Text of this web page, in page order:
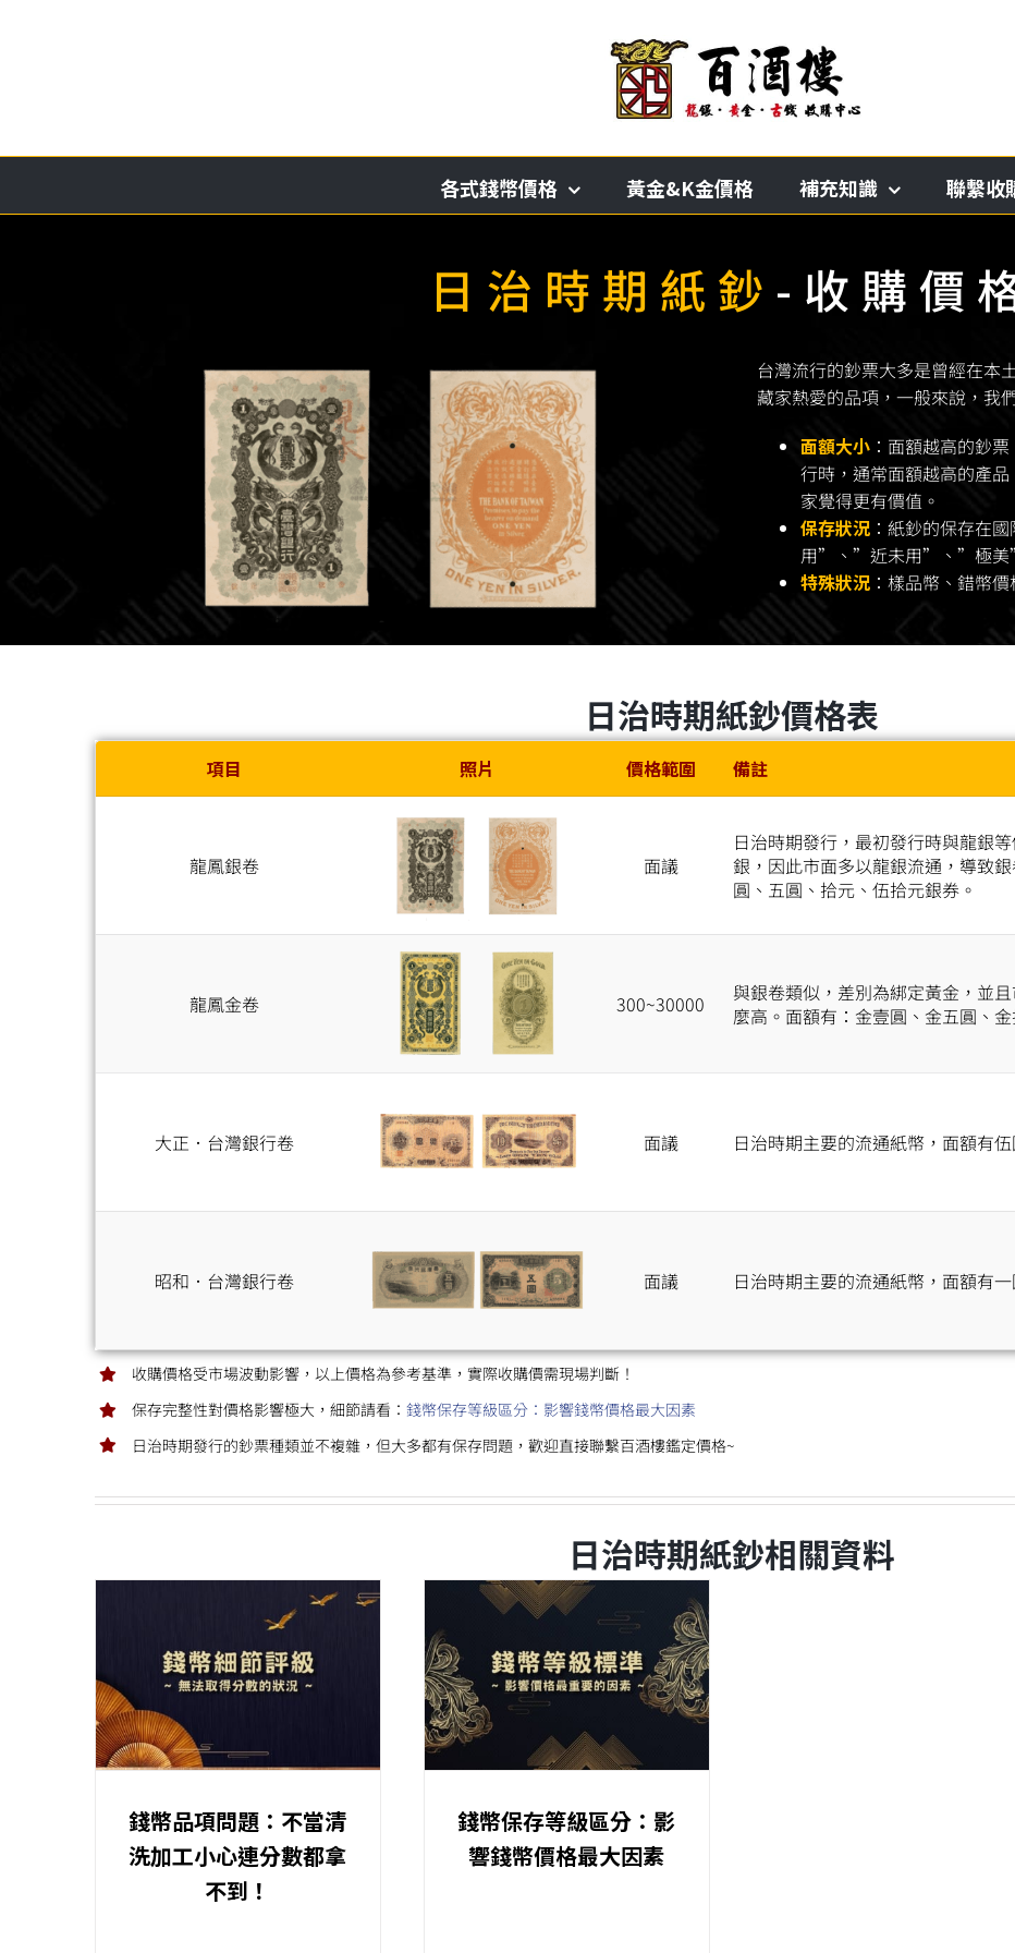
各式錢幣價格 黃金&K金價格 補充知識 聯繫收
日治時期紙鈔 -收購價
台灣流行的鈔票大多是曾經在本
藏家熱愛的品項，一般來說，我
面額大小 ：面額越高的鈔
行時，通常面額越高的產
家覺得更有價值。
保存狀況 ：紙鈔的保存在
用”、”近未用”、”極美
特殊狀況 ：樣品幣、錯幣
日治時期紙鈔價格表
項目 照片 價格範圍 備註
龍鳳銀卷 面議
日治時期發行，最初發行時與龍銀
銀，因此市面多以龍銀流通，導致
圓、五圓、拾元、伍拾元銀券。
龍鳳金卷 300~30000
與銀卷類似，差別為綁定黃金，並
麼高。面額有：金壹圓、金五圓、
大正．台灣銀行卷 面議 日治時期主要的流通紙幣，面額有
昭和．台灣銀行卷 面議 日治時期主要的流通紙幣，面額有
收購價格受市場波動影響，以上價格為參考基準，實際收購價需現場判斷！
保存完整性對價格影響極大，細節請看： 錢幣保存等級區分：影響錢幣價格最大因素
日治時期發行的鈔票種類並不複雜，但大多都有保存問題，歡迎直接聯繫百酒樓鑑定價格~
日治時期紙鈔相關資料
錢幣品項問題：不當清
洗加工小心連分數都拿
不到！
錢幣保存等級區分：影
響錢幣價格最大因素